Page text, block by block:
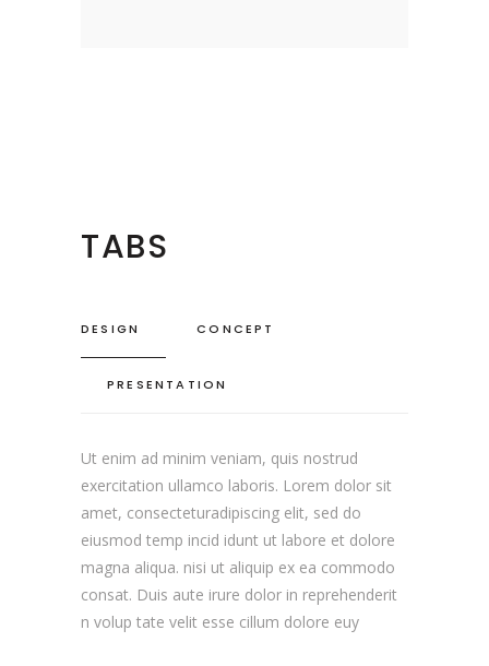
TABS
DESIGN CONCEPT
PRESENTATION
Ut enim ad minim veniam, quis nostrud
exercitation ullamco laboris. Lorem dolor sit
amet, consecteturadipiscing elit, sed do
eiusmod temp incid idunt ut labore et dolore
magna aliqua. nisi ut aliquip ex ea commodo
consat. Duis aute irure dolor in reprehenderit
n volup tate velit esse cillum dolore euy